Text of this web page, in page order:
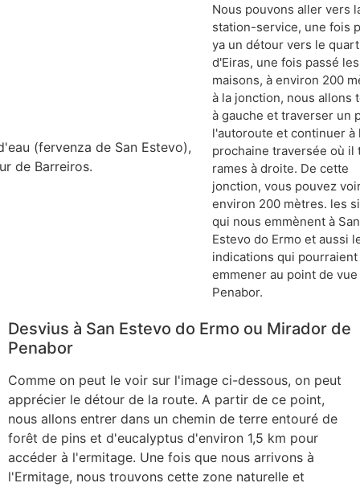
Nous pouvons aller vers
station-service, une fois
ya un détour vers le
d'Eiras, une fois passé les
maisons, à environ 200
à la jonction, nous allons
à gauche et traverser un
l'autoroute et continuer à
prochaine traversée où il
rames à droite. De cette
jonction, vous pouvez
environ 200 mètres. les
qui nous emmènent à
Estevo do Ermo et aussi
indications qui
emmener au point de vue
Penabor.
Desvius à San Estevo do Ermo ou Mirador de
Penabor
Comme on peut le voir sur l'image ci-dessous, on peut
apprécier le détour de la route. A partir de ce point,
nous allons entrer dans un chemin de terre entouré de
forêt de pins et d'eucalyptus d'environ 1,5 km pour
accéder à l'ermitage. Une fois que nous arrivons à
l'Ermitage, nous trouvons cette zone naturelle et